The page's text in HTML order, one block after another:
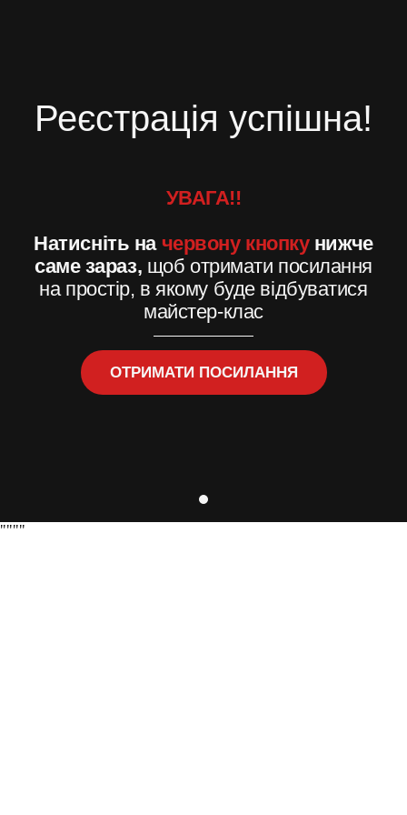
Реєстрація успішна!
УВАГА!!
Натисніть на червону кнопкунижче
саме зараз, щоб отримати посилання
на простір, в якому буде відбуватися
майстер-клас
ОТРИМАТИ ПОСИЛАННЯ
""""